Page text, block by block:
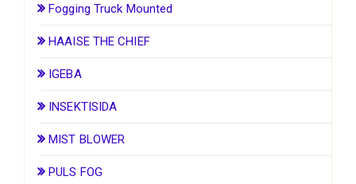
Fogging Truck Mounted
HAAISE THE CHIEF
IGEBA
INSEKTISIDA
MIST BLOWER
PULS FOG